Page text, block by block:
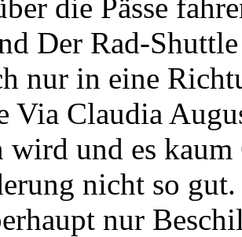
die Pässe
Der Rad-
nur in eine
Via Claudia
wird und es
nicht so
nur